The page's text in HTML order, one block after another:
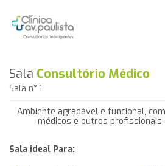
Sala Consultório Médico
Sala n° 1
Ambiente agradável e funcional,
médicos e outros profissionais
Sala ideal Para: